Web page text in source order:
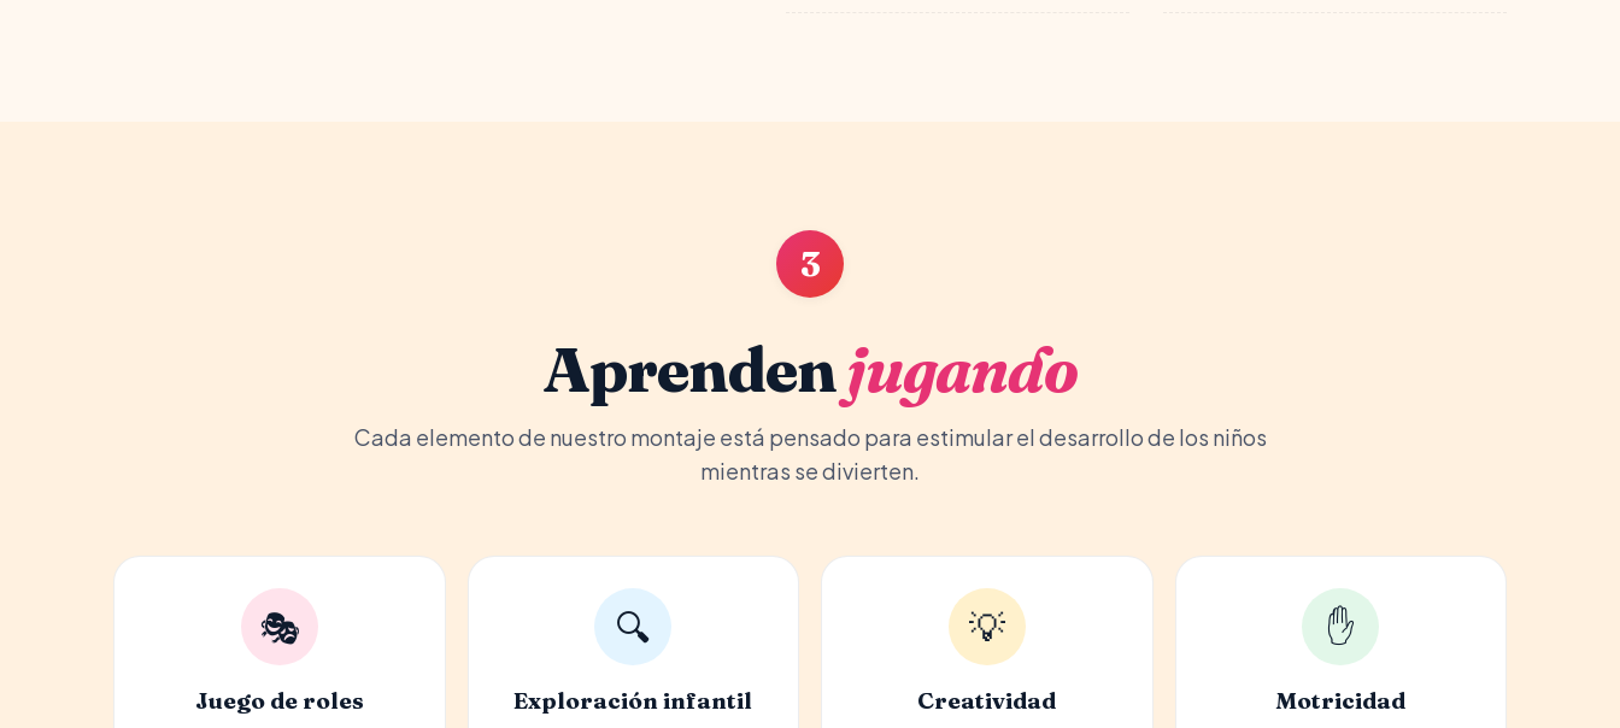
3
Aprendenjugando
Cada elemento de nuestro montaje está pensado para estimular el desarrollo de los niños
mientras se divierten.
🎭
Juego de roles
🔍
Exploración infantil
💡
Creatividad
✋
Motricidad